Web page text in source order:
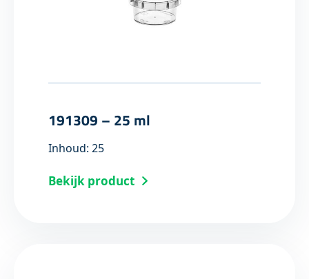
191309 – 25 ml
Inhoud: 25
Bekijk product